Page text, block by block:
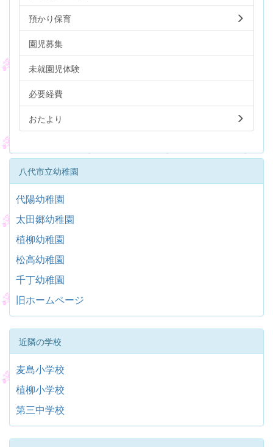
預かり保育
園児募集
未就園児体験
必要経費
おたより
八代市立幼稚園
代陽幼稚園
太田郷幼稚園
植柳幼稚園
松高幼稚園
千丁幼稚園
旧ホームページ
近隣の学校
麦島小学校
植柳小学校
第三中学校